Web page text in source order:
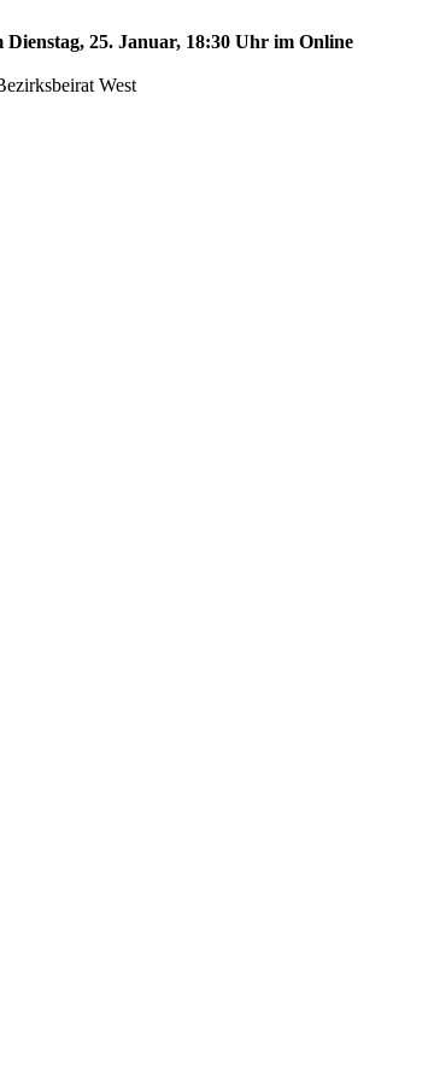
25. Januar, 18:30 Uhr im Online
West